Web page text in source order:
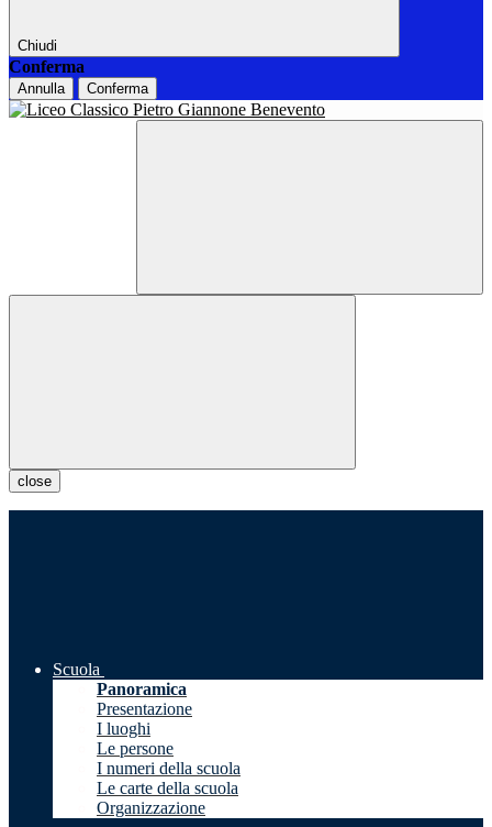
Chiudi
Conferma
Annulla Conferma
close
Scuola
Panoramica
Presentazione
I luoghi
Le persone
I numeri della scuola
Le carte della scuola
Organizzazione